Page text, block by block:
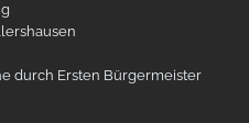
durch Ersten Bürgermeister